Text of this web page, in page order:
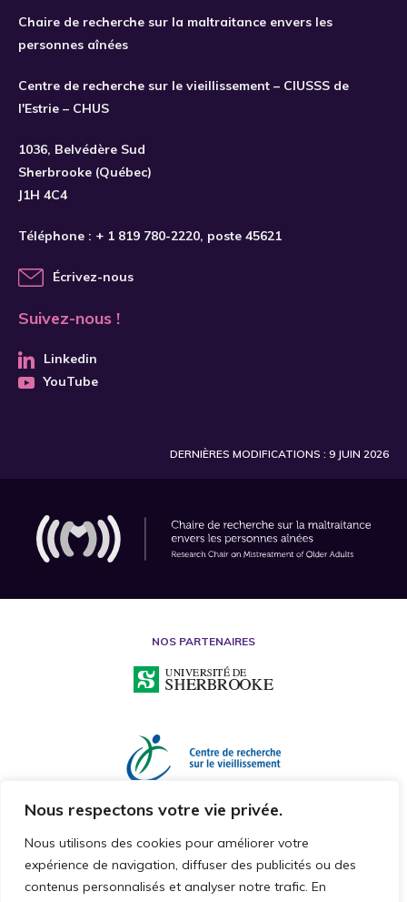
Nous respectons votre vie privée.
Nous utilisons des cookies pour améliorer votre
expérience de navigation, diffuser des publicités ou des
contenus personnalisés et analyser notre trafic. En
Chaire de recherche sur la maltraitance envers les
personnes aînées
Centre de recherche sur le vieillissement – CIUSSS de
l'Estrie – CHUS
1036, Belvédère Sud
Sherbrooke (Québec)
J1H 4C4
Téléphone : + 1 819 780-2220, poste 45621
Écrivez-nous
Suivez-nous !
Linkedin
YouTube
DERNIÈRES MODIFICATIONS : 9 JUIN 2026
NOS PARTENAIRES